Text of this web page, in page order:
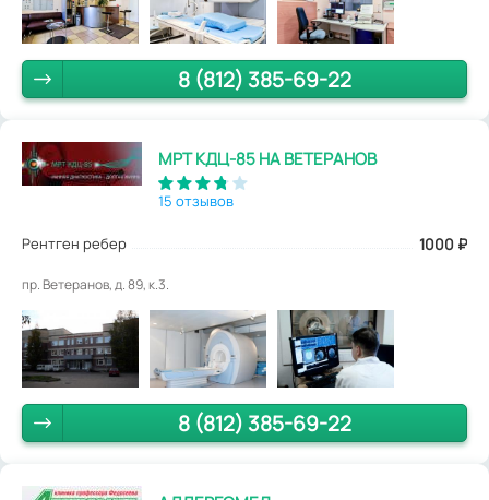
8 (812) 385-69-22
МРТ КДЦ-85 НА ВЕТЕРАНОВ
15 отзывов
Рентген ребер 1000 ₽
пр. Ветеранов, д. 89, к.3.
8 (812) 385-69-22